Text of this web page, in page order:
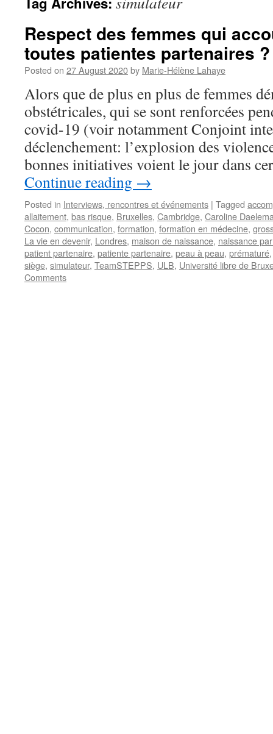
Respect des femmes qui
toutes patientes partenaires ?
Posted on 27 August 2020by Marie-Hélène Lahaye
Alors que de plus en plus de femmes
obstétricales, qui se sont renforcées
covid-19 (voir notamment Conjoint
déclenchement: l’explosion des
bonnes initiatives voient le jour dans
Continue reading →
Posted in Interviews, rencontres et événements | Tagged
allaitement, bas risque, Bruxelles, Cambridge, Caroline
Cocon, communication, formation, formation en médecine,
La vie en devenir, Londres, maison de naissance, naissance
patient partenaire, patiente partenaire, peau à peau, prématuré
siège, simulateur, TeamSTEPPS, ULB, Université libre de
Comments